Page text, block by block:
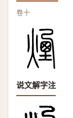
卷十
说文解字注